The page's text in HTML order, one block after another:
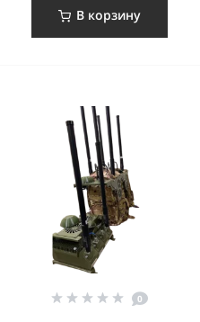
В корзину
0